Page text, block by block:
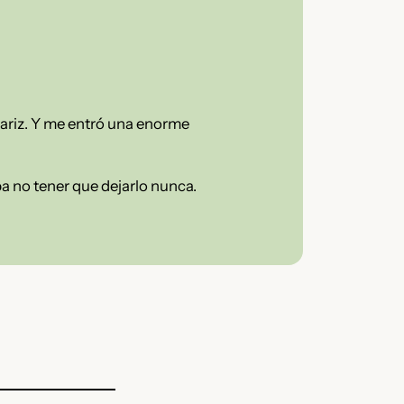
Y me entró una enorme
no tener que dejarlo nunca.